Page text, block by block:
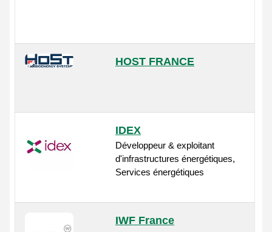
HOST FRANCE
IDEX
Développeur & exploitant
d'infrastructures énergétiques,
Services énergétiques
IWF France